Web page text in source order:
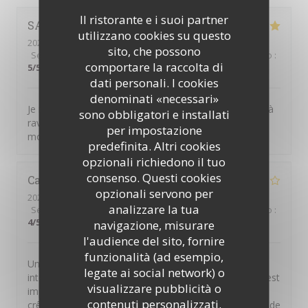
Il ristorante e i suoi partner
utilizzano cookies su questo
sito, che possono
comportare la raccolta di
dati personali. I cookies
denominati «necessari»
sono obbligatori e installati
per impostazione
predefinita. Altri cookies
opzionali richiedono il tuo
consenso. Questi cookies
opzionali servono per
analizzare la tua
navigazione, misurare
l'audience del sito, fornire
funzionalità (ad esempio,
legate ai social network) o
visualizzare pubblicità o
contenuti personalizzati.
SANDRINE M
2025-12-28
- 11:30 - Ospiti 3
Servizio
Atmosfera :5/5 Cucina:5/5 Qualità / Prezzo :
5/5
Je me suis régalée !!!! C'était super bon, frais, un choix à
ravir toutes les papilles. Merci beaucoup pour ce
moment de plaisir
Catherine D
2025-12-14
- 12:30 - Ospiti 4
Servizio
Atmosfera:4/5 Cucina:4/5 Qualità / Prezzo :
4/5
Un point crucial à améliorer : quand on réserve via
internet et qu'on a besoin de joindre par téléphone, c'est
impossible. Rajouter autre chose que des quiches,
crêpes et burgers et peut être aussi accorder un verre de